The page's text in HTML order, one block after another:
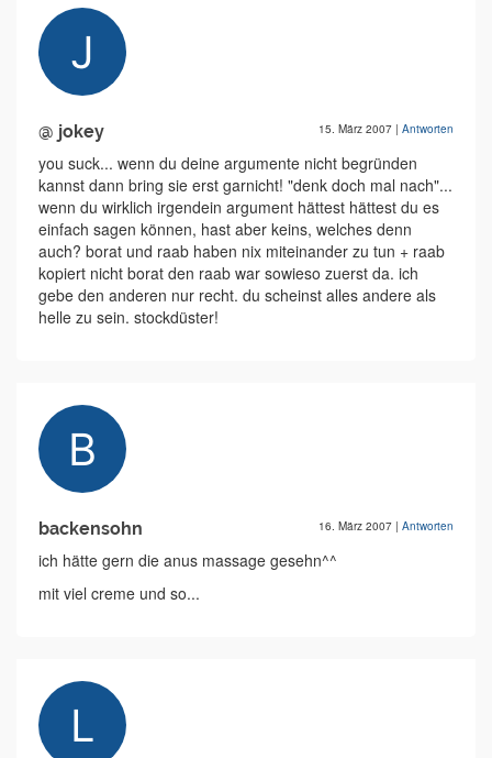
@ jokey 15. März 2007 | Antworten
you suck... wenn du deine argumente nicht begründen
kannst dann bring sie erst garnicht! "denk doch mal nach"...
wenn du wirklich irgendein argument hättest hättest du es
einfach sagen können, hast aber keins, welches denn
auch? borat und raab haben nix miteinander zu tun + raab
kopiert nicht borat den raab war sowieso zuerst da. ich
gebe den anderen nur recht. du scheinst alles andere als
helle zu sein. stockdüster!
backensohn 16. März 2007 | Antworten
ich hätte gern die anus massage gesehn^^
mit viel creme und so...